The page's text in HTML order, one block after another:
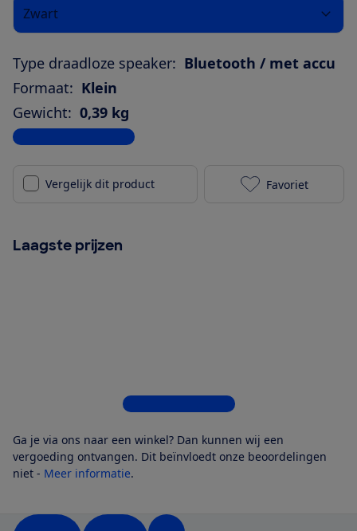
Zwart
Type draadloze speaker: Bluetooth / met accu
Formaat: Klein
Gewicht: 0,39 kg
Bekijk alle specificaties
Vergelijk dit product JBL Grip
Favoriet
Laagste prijzen
Bekijk alle 10 winkels
Ga je via ons naar een winkel? Dan kunnen wij een
vergoeding ontvangen. Dit beïnvloedt onze beoordelingen
niet - Meer informatie.